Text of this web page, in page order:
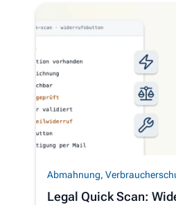
Abmahnung,
Legal Quick Scan: